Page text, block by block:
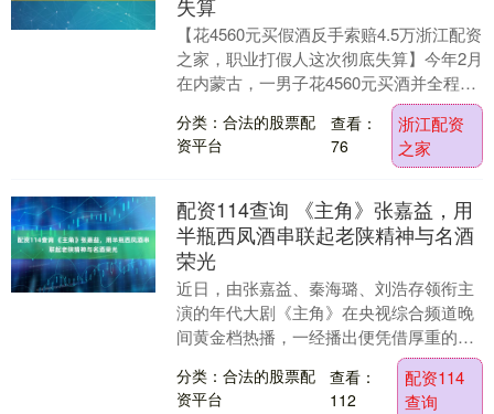
【花4560元买假酒反手索赔4.5万浙江配资
之家，职业打假人这次彻底失算】今年2月
在内蒙古，一男子花4560元买酒并全程录
像，付完款直接去市监局举报，要求“退
一....
分类：合法的股票配
资平台
查看：
76
浙江配资
之家
配资114查询 《主角》张嘉益，用
半瓶西凤酒串联起老陕精神与名酒
荣光
近日，由张嘉益、秦海璐、刘浩存领衔主
演的年代大剧《主角》在央视综合频道晚
间黄金档热播，一经播出便凭借厚重的时
代叙事、细腻的人情烟火，迅速引发全民
追剧热潮。剧中一....
分类：合法的股票配
资平台
查看：
112
配资114
查询